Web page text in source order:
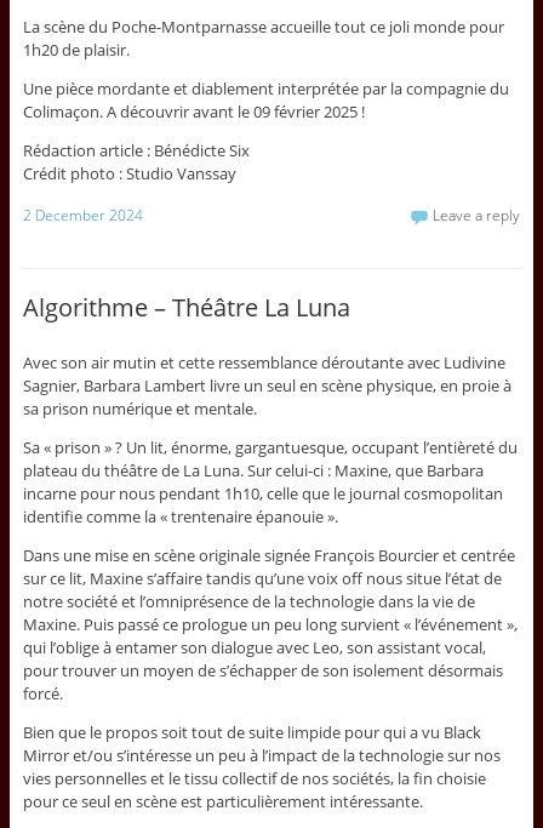
La scène du Poche-Montparnasse accueille tout ce joli monde pour
1h20 de plaisir.
Une pièce mordante et diablement interprétée par la compagnie du
Colimaçon. A découvrir avant le 09 février 2025 !
Rédaction article : Bénédicte Six
Crédit photo : Studio Vanssay
2 December 2024 Leave a reply
Algorithme – Théâtre La Luna
Avec son air mutin et cette ressemblance déroutante avec Ludivine
Sagnier, Barbara Lambert livre un seul en scène physique, en proie à
sa prison numérique et mentale.
Sa « prison » ? Un lit, énorme, gargantuesque, occupant l’entièreté du
plateau du théâtre de La Luna. Sur celui-ci : Maxine, que Barbara
incarne pour nous pendant 1h10, celle que le journal cosmopolitan
identifie comme la « trentenaire épanouie ».
Dans une mise en scène originale signée François Bourcier et centrée
sur ce lit, Maxine s’affaire tandis qu’une voix off nous situe l’état de
notre société et l’omniprésence de la technologie dans la vie de
Maxine. Puis passé ce prologue un peu long survient « l’événement »,
qui l’oblige à entamer son dialogue avec Leo, son assistant vocal,
pour trouver un moyen de s’échapper de son isolement désormais
forcé.
Bien que le propos soit tout de suite limpide pour qui a vu Black
Mirror et/ou s’intéresse un peu à l’impact de la technologie sur nos
vies personnelles et le tissu collectif de nos sociétés, la fin choisie
pour ce seul en scène est particulièrement intéressante.